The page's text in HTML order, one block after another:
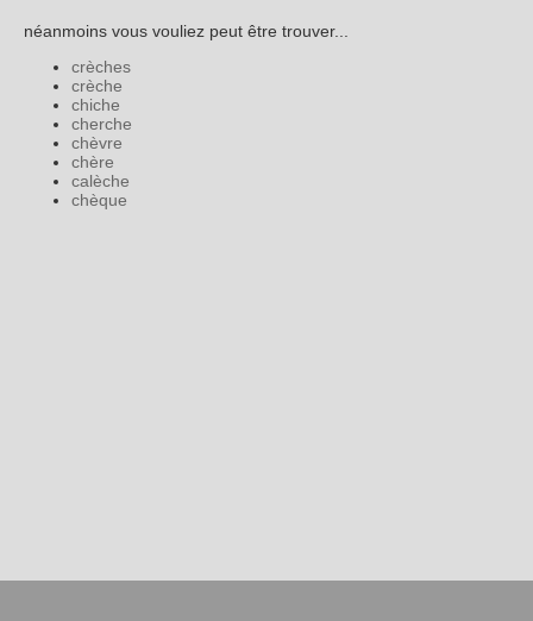
néanmoins vous vouliez peut être trouver...
crèches
crèche
chiche
cherche
chèvre
chère
calèche
chèque